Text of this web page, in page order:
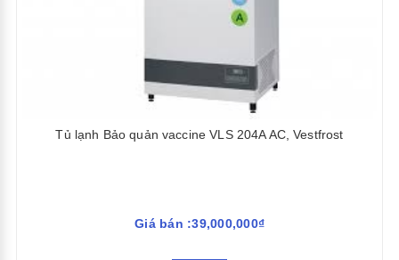
Tủ lạnh Bảo quản vaccine VLS 204A AC, Vestfrost
Giá bán :39,000,000₫